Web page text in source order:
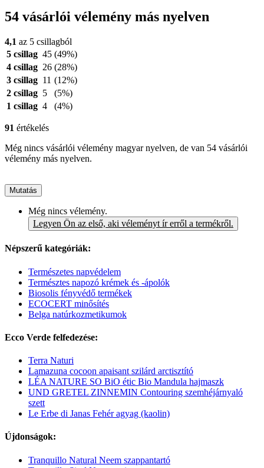
54 vásárlói vélemény más nyelven
4,1 az 5 csillagból
5 csillag 45 (49%)
4 csillag 26 (28%)
3 csillag 11 (12%)
2 csillag 5
(5%)
1 csillag 4 (4%)
91 értékelés
Még nincs vásárlói vélemény magyar nyelven, de van 54 vásárlói
vélemény más nyelven.
Mutatás
Még nincs vélemény.
Legyen Ön az első, aki véleményt ír erről a termékről.
Népszerű kategóriák:
Természetes napvédelem
Természtes napozó krémek és -ápolók
Biosolis fényvédő termékek
ECOCERT minősítés
Belga natúrkozmetikumok
Ecco Verde felfedezése:
Terra Naturi
Lamazuna cocoon apaisant szilárd arctisztító
LÉA NATURE SO BiO étic Bio Mandula hajmaszk
UND GRETEL ZINNEMIN Contouring szemhéjárnyaló
szett
Le Erbe di Janas Fehér agyag (kaolin)
Újdonságok:
Tranquillo Natural Neem szappantartó